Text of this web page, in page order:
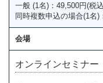
一般 (1名)：49,500円(税
同時複数申込の場合(1名)
会場
オンラインセミナー